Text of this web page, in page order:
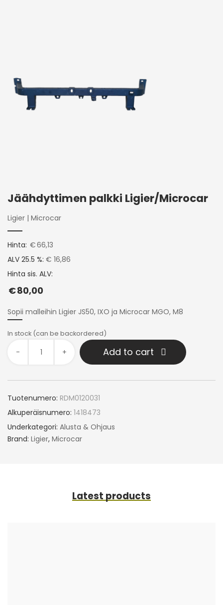
Jäähdyttimen palkki Ligier/Microcar
Ligier | Microcar
Hinta: €66,13
ALV 25.5 %: € 16,86
Hinta sis. ALV:
€80,00
Sopii malleihin Ligier JS50, IXO ja Microcar MGO, M8
In stock (can be backordered)
- + Add to cart
Tuotenumero: RDM0120031
Alkuperäisnumero: 1418473
Underkategori: Alusta & Ohjaus
Brand: Ligier, Microcar
Latest products